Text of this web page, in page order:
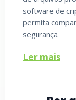
software de
permita
segurança.
Ler mais